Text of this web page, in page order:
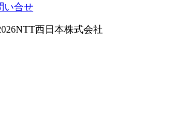
い合せ
西日本株式会社